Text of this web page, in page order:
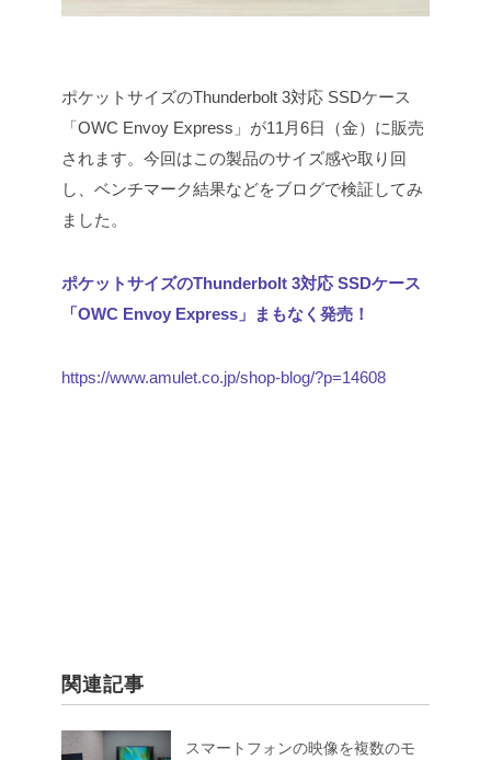
ポケットサイズのThunderbolt 3対応 SSDケース
「OWC Envoy Express」が11月6日（金）に販売
されます。今回はこの製品のサイズ感や取り回
し、ベンチマーク結果などをブログで検証してみ
ました。
ポケットサイズのThunderbolt 3対応 SSDケース
「OWC Envoy Express」まもなく発売！
https://www.amulet.co.jp/shop-blog/?p=14608
関連記事
スマートフォンの映像を複数のモ